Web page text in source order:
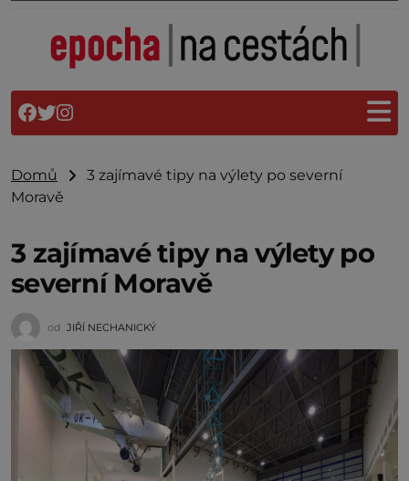
Domů
3 zajímavé tipy na výlety po severní
Moravě
3 zajímavé tipy na výlety po
severní Moravě
od JIŘÍ NECHANICKÝ